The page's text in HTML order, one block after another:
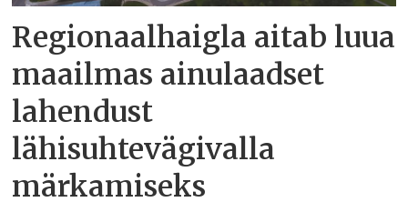
Regionaalhaigla aitab luua
maailmas ainulaadset
lahendust
lähisuhtevägivalla
märkamiseks